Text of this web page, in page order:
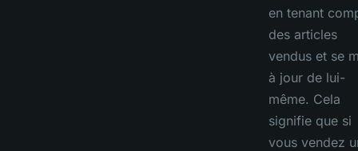
en tenant
des articles
vendus et se
à jour de lui-
même. Cela
signifie que si
vous vendez